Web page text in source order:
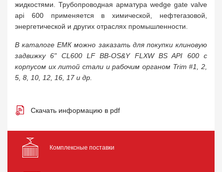
жидкостями. Трубопроводная арматура wedge gate valve
api 600 применяется в химической, нефтегазовой,
энергетической и других отраслях промышленности.
В каталоге ЕМК можно заказать для покупки клиновую
задвижку 6" CL600 LF BB-OS&Y FLXW BS API 600 с
корпусом их литой стали и рабочим органом Trim #1, 2,
5, 8, 10, 12, 16, 17 и др.
Скачать информацию в pdf
Комплексные поставки